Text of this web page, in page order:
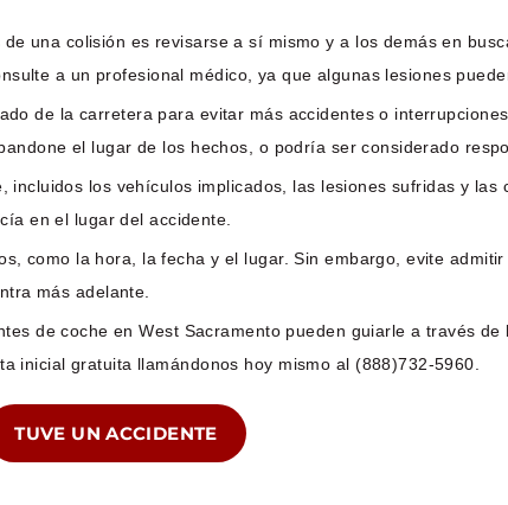
una colisión es revisarse a sí mismo y a los demás en
a un profesional médico, ya que algunas lesiones
de la carretera para evitar más accidentes o
el lugar de los hechos, o podría ser considerado
los vehículos implicados, las lesiones sufridas y las
en el lugar del accidente.
como la hora, la fecha y el lugar. Sin embargo, evite
más adelante.
de coche en West Sacramento pueden guiarle a través
inicial gratuita llamándonos hoy mismo al (888)732-5960.
TUVE UN ACCIDENTE